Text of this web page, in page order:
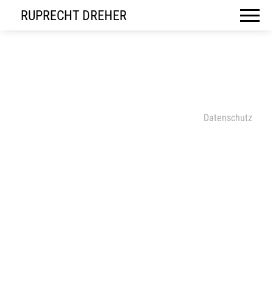
RUPRECHT DREHER
Datenschutz